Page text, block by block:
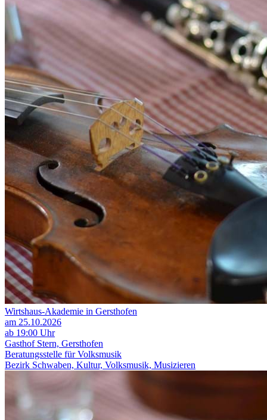
Wirtshaus-Akademie in Gersthofen
am 25.10.2026
ab 19:00 Uhr
Gasthof Stern, Gersthofen
Beratungsstelle für Volksmusik
Bezirk Schwaben, Kultur, Volksmusik, Musizieren